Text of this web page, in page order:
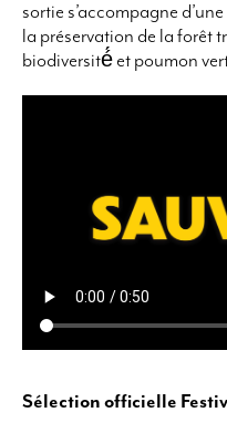
sortie s’accompagne
la préservation de la forêt
biodiversité́ et poumon
Sélection officielle